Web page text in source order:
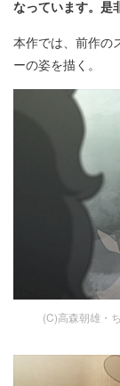
なっています。是
本作では、前作の
ーの姿を描く。
(C)高森朝雄・